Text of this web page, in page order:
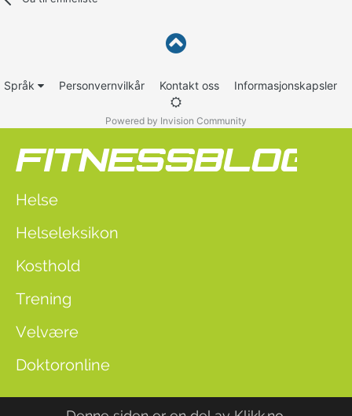
Språk Personvernvilkår Kontakt oss Informasjonskapsler
Powered by Invision Community
Helse
Helseleksikon
Kosthold
Trening
Velvære
Doktoronline